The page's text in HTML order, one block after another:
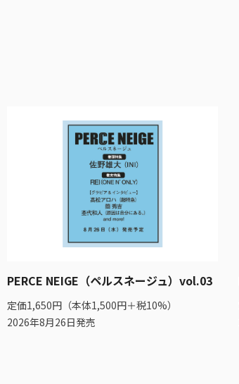
PERCE NEIGE（ペルスネージュ）vol.03
定価1,650円（本体1,500円＋税10%）
2026年8月26日発売